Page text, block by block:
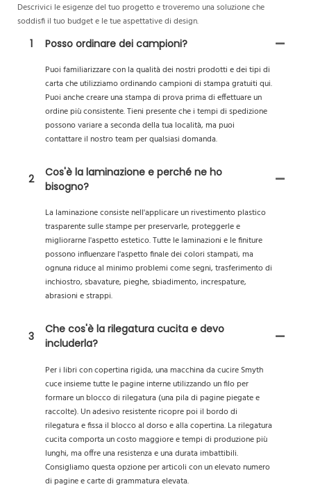
Descrivici le esigenze del tuo progetto e troveremo una soluzione che
soddisfi il tuo budget e le tue aspettative di design.
1
Posso ordinare dei campioni?
Puoi familiarizzare con la qualità dei nostri prodotti e dei tipi di
carta che utilizziamo ordinando campioni di stampa gratuiti qui.
Puoi anche creare una stampa di prova prima di effettuare un
ordine più consistente. Tieni presente che i tempi di spedizione
possono variare a seconda della tua località, ma puoi
contattare il nostro team per qualsiasi domanda.
2
Cos'è la laminazione e perché ne ho
bisogno?
La laminazione consiste nell'applicare un rivestimento plastico
trasparente sulle stampe per preservarle, proteggerle e
migliorarne l'aspetto estetico. Tutte le laminazioni e le finiture
possono influenzare l'aspetto finale dei colori stampati, ma
ognuna riduce al minimo problemi come segni, trasferimento di
inchiostro, sbavature, pieghe, sbiadimento, increspature,
abrasioni e strappi.
3
Che cos'è la rilegatura cucita e devo
includerla?
Per i libri con copertina rigida, una macchina da cucire Smyth
cuce insieme tutte le pagine interne utilizzando un filo per
formare un blocco di rilegatura (una pila di pagine piegate e
raccolte). Un adesivo resistente ricopre poi il bordo di
rilegatura e fissa il blocco al dorso e alla copertina. La rilegatura
cucita comporta un costo maggiore e tempi di produzione più
lunghi, ma offre una resistenza e una durata imbattibili.
Consigliamo questa opzione per articoli con un elevato numero
di pagine e carte di grammatura elevata.